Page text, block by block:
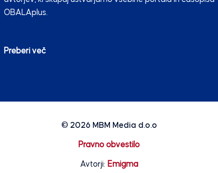
OBALAplus.
Preberi več
© 2026 MBM Media d.o.o
Pravno obvestilo
Avtorji: Emigma